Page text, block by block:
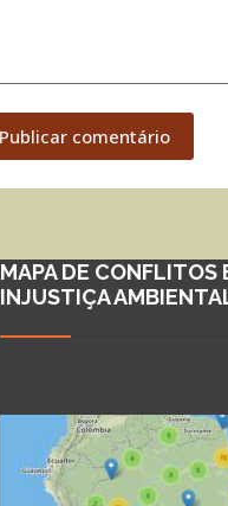
Publicar comentário
MAPA DE CONFLITOS
INJUSTIÇA